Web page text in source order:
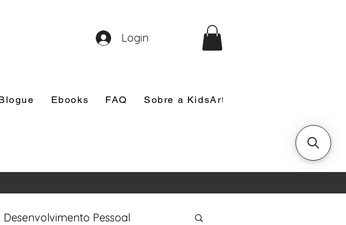
Ebooks FAQ Sobre a KidsArt
Login
Desenvolvimento Pessoal